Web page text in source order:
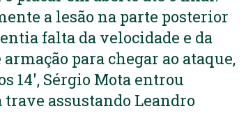
a lesão na parte posterior
falta da velocidade e da
para chegar ao ataque,
14′, Sérgio Mota entrou
assustando Leandro